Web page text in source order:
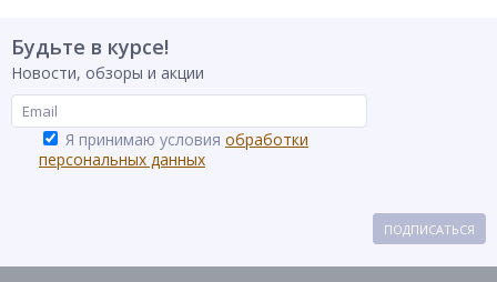
Будьте в курсе!
Новости, обзоры и акции
Я принимаю условия обработки
персональных данных
ПОДПИСАТЬСЯ